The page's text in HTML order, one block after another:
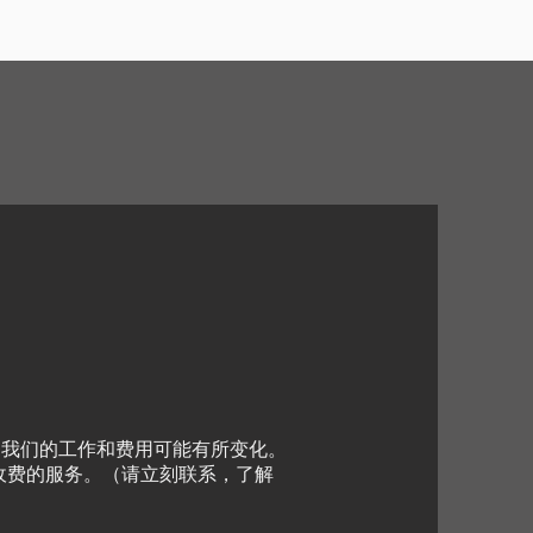
们的工作和费用可能有所变化。
的服务。（请立刻联系，了解